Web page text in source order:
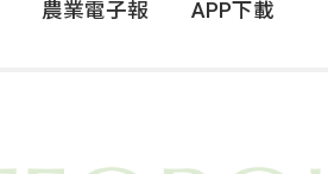
農業電子報 APP下載